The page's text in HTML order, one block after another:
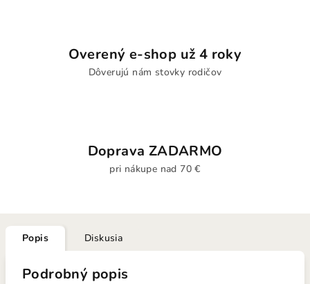
Overený e-shop už 4 roky
Dôverujú nám stovky rodičov
Doprava ZADARMO
pri nákupe nad 70 €
Popis Diskusia
Podrobný popis